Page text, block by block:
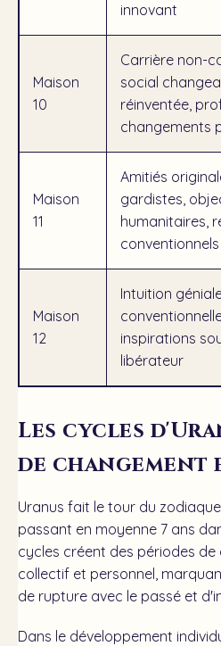
innovant
Maison
10
Carrière non-
social
réinventée,
changements
Maison
11
Amitiés
gardistes,
humanitaires,
conventionnels
Maison
12
Intuition
inspirations
libérateur
Les cycles
de changement
Uranus fait le tour du
passant en moyenne 7 ans
cycles créent des périodes
collectif et personnel,
de rupture avec le passé et
Dans le développement